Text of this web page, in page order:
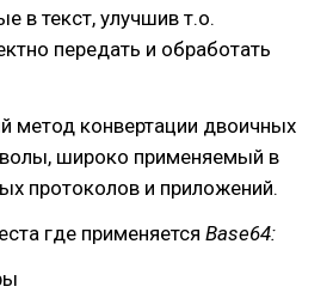
в текст, улучшив т.о.
передать и обработать
метод конвертации двоичных
широко применяемый в
протоколов и приложений.
где применяется Base64: